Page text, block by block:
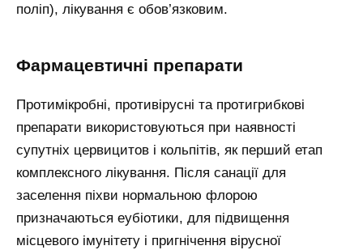
поліп), лікування є обов’язковим.
Фармацевтичні препарати
Протимікробні, противірусні та протигрибкові
препарати використовуються при наявності
супутніх цервицитов і кольпітів, як перший етап
комплексного лікування. Після санації для
заселення піхви нормальною флорою
призначаються еубіотики, для підвищення
місцевого імунітету і пригнічення вірусної